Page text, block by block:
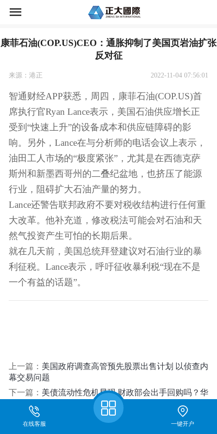
正大国际期货荣誉
正大国际期货开户
资讯中心
市场交易
关于公司
康菲石油(COP.US)CEO：通胀抑制了美国页岩油扩张
反对征
来源：港正 2022-11-04 07:56:01
智通财经APP获悉，周四，康菲石油(COP.US)首
席执行官Ryan Lance表示，美国石油供应增长正
受到“快速上升”的设备成本和供应链障碍的影
响。另外，Lance在与分析师的电话会议上表示，
油田工人市场的“极度紧张”，尤其是在西德克萨
斯州和新墨西哥州的二叠纪盆地，也挤压了能源
行业，阻碍扩大石油产量的努力。
Lance还警告联邦政府不要对税收结构进行任何重
大改革。他补充道，修改税法可能会对石油和天
然气投资产生可怕的长期后果。
就在几天前，美国总统拜登建议对石油行业的暴
利征税。Lance表示，呼吁征收暴利税“现在不是
一个有益的话题”。
上一篇： 美国政府调查高管预先股票出售计划 以侦查内
幕交易问题
下一篇： 美债流动性危机显现 财政部会出手回购吗？华
尔街：还早
在线客服 一键开户